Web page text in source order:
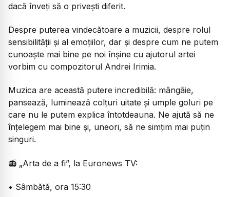
dacă înveți să o privești diferit.
Despre puterea vindecătoare a muzicii, despre rolul
sensibilității și al emoțiilor, dar și despre cum ne putem
cunoaște mai bine pe noi înșine cu ajutorul artei
vorbim cu compozitorul Andrei Irimia.
Muzica are această putere incredibilă: mângâie,
pansează, luminează colțuri uitate și umple goluri pe
care nu le putem explica întotdeauna. Ne ajută să ne
înțelegem mai bine și, uneori, să ne simțim mai puțin
singuri.
📻 „Arta de a fi”, la Euronews TV:
• Sâmbătă, ora 15:30